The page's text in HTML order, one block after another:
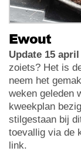
Ewout
Update 15 april
zoiets? Het is
neem het
weken geleden
kweekplan
stilgestaan bij
toevallig via de
link.